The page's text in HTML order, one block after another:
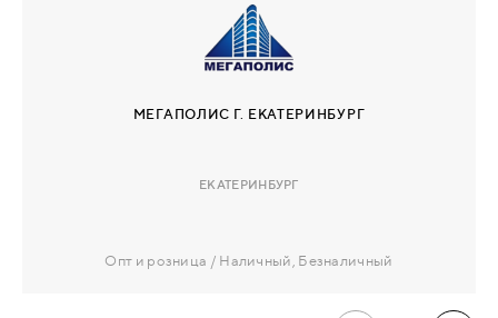
МЕГАПОЛИС Г. ЕКАТЕРИНБУРГ
ЕКАТЕРИНБУРГ
Опт и розница Наличный, Безналичный